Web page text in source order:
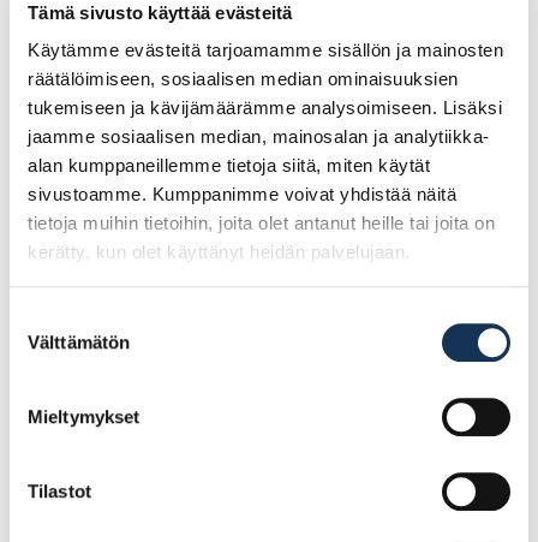
Tämä sivusto käyttää evästeitä
Käytämme evästeitä tarjoamamme sisällön ja mainosten
räätälöimiseen, sosiaalisen median ominaisuuksien
tukemiseen ja kävijämäärämme analysoimiseen. Lisäksi
jaamme sosiaalisen median, mainosalan ja analytiikka-
alan kumppaneillemme tietoja siitä, miten käytät
sivustoamme. Kumppanimme voivat yhdistää näitä
tietoja muihin tietoihin, joita olet antanut heille tai joita on
kerätty, kun olet käyttänyt heidän palvelujaan.
valinta
Välttämätön
Mieltymykset
Tilastot
Tutustu myös
tartuntapohjamaali
55.74€ /kpl(alv. 0%)